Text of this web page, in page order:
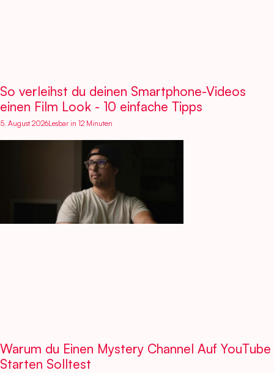
So verleihst du deinen Smartphone-Videos
einen Film Look - 10 einfache Tipps
5. August 2026Lesbar in 12 Minuten
Warum du Einen Mystery Channel Auf YouTube
Starten Solltest